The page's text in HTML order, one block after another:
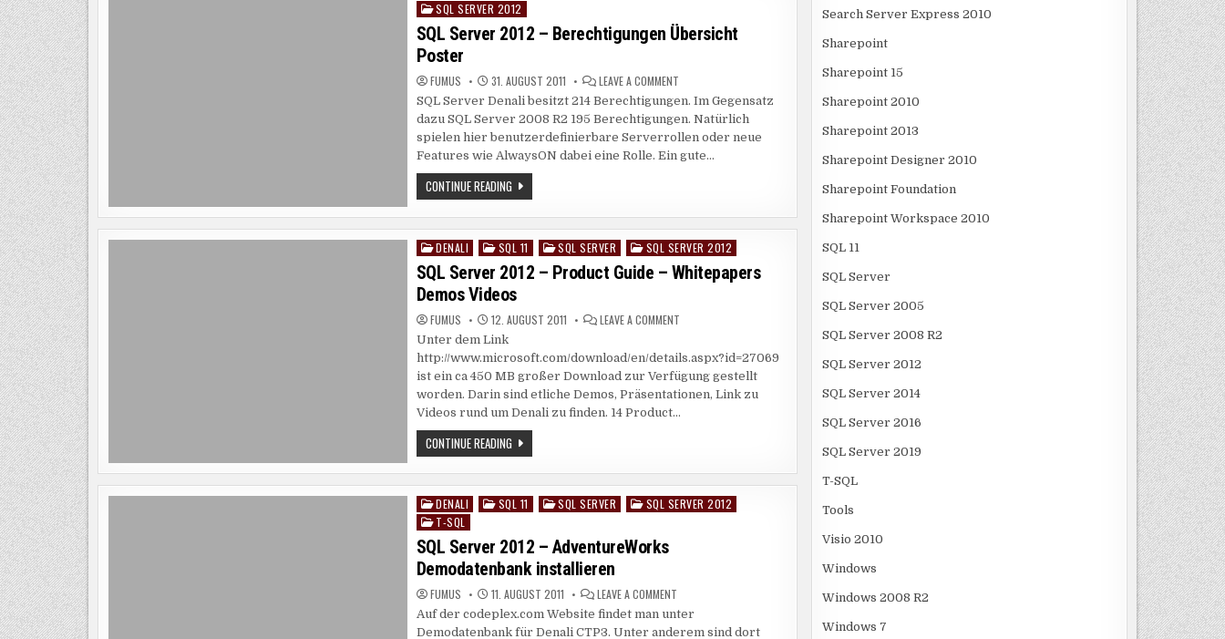
in
SQL SERVER 2012
SQL Server 2012 – Berechtigungen Übersicht
Poster
FUMUS 31. AUGUST 2011 LEAVE A COMMENTON
SERVER
2012
–
BERECHTIGUNGEN
ÜBERSICHT
POSTER
SQL Server Denali besitzt 214 Berechtigungen. Im Gegensatz
dazu SQL Server 2008 R2 195 Berechtigungen. Natürlich
spielen hier benutzerdefinierbare Serverrollen oder neue
Features wie AlwaysON dabei eine Rolle. Ein gute…
CONTINUE READINGSQL
SERVER
–
BERECHTIGUNGEN
ÜBERSICHT
POSTER
Posted
in
DENALI SQL 11 SQL SERVER SQL SERVER 2012
SQL Server 2012 – Product Guide – Whitepapers
Demos Videos
FUMUS 12. AUGUST 2011 LEAVE A COMMENTON
2012
–
PRODUCT
GUIDE
–
DEMOS
Unter dem Link
http://www.microsoft.com/download/en/details.aspx?id=27069
ist ein ca 450 MB großer Download zur Verfügung gestellt
worden. Darin sind etliche Demos, Präsentationen, Link zu
Videos rund um Denali zu finden. 14 Product…
CONTINUE READINGSQL
SERVER
–
PRODUCT
GUIDE
–
DEMOS
VIDEOS
Posted
in
DENALI SQL 11 SQL SERVER
SQL SERVER 2012
T-SQL
SQL Server 2012 – AdventureWorks
Demodatenbank installieren
FUMUS 11. AUGUST 2011 LEAVE A COMMENTON
SERVER
Auf der codeplex.com Website findet man unter
Demodatenbank für Denali CTP3. Unter anderem sind dort
Search Server Express 2010
Sharepoint
Sharepoint 15
Sharepoint 2010
Sharepoint 2013
Sharepoint Designer 2010
Sharepoint Foundation
Sharepoint Workspace 2010
SQL 11
SQL Server
SQL Server 2005
SQL Server 2008 R2
SQL Server 2012
SQL Server 2014
SQL Server 2016
SQL Server 2019
T-SQL
Tools
Visio 2010
Windows
Windows 2008 R2
Windows 7